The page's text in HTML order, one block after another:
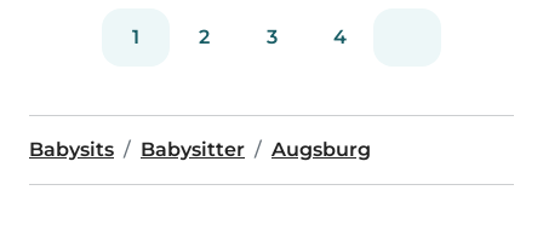
1 2 3 4
Babysits Babysitter Augsburg